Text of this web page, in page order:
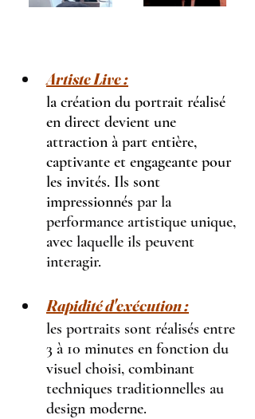
Artiste Live :
la création du portrait réalisé
en direct devient une
attraction à part entière,
captivante et engageante pour
les invités. Ils sont
impressionnés par la
performance artistique unique,
avec laquelle ils peuvent
interagir.
Rapidité d'exécution :
les portraits sont réalisés entre
3 à 10 minutes en fonction du
visuel choisi, combinant
techniques traditionnelles au
design moderne.